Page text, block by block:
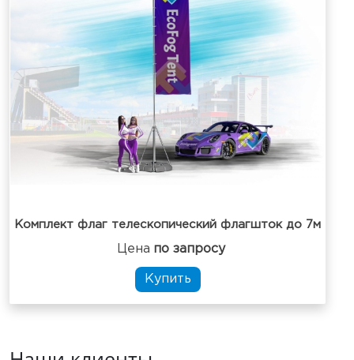
Комплект флаг телескопический флагшток до 7м
Цена по запросу
Купить